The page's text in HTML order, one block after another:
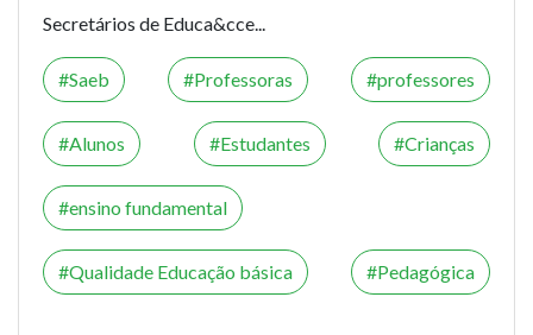
Secretários de Educa&cce...
Saeb Professoras professores
Alunos Estudantes Crianças
ensino fundamental
Qualidade Educação básica Pedagógica